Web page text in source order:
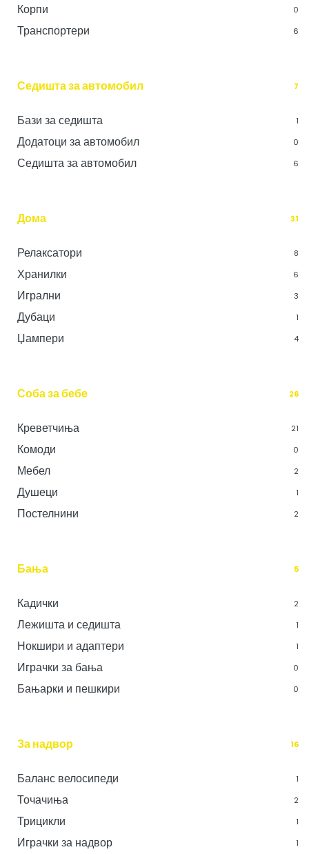
0
Корпи
6
Транспортери
7
Седишта за автомобил
1
Бази за седишта
0
Додатоци за автомобил
6
Седишта за автомобил
31
Дома
8
Релаксатори
6
Хранилки
3
Игрални
1
Дубаци
4
Џампери
26
Соба за бебе
21
Креветчиња
0
Комоди
2
Мебел
1
Душеци
2
Постелнини
5
Бања
2
Кадички
1
Лежишта и седишта
1
Нокшири и адаптери
0
Играчки за бања
0
Бањарки и пешкири
16
За надвор
1
Баланс велосипеди
2
Точачиња
1
Трицикли
1
Играчки за надвор